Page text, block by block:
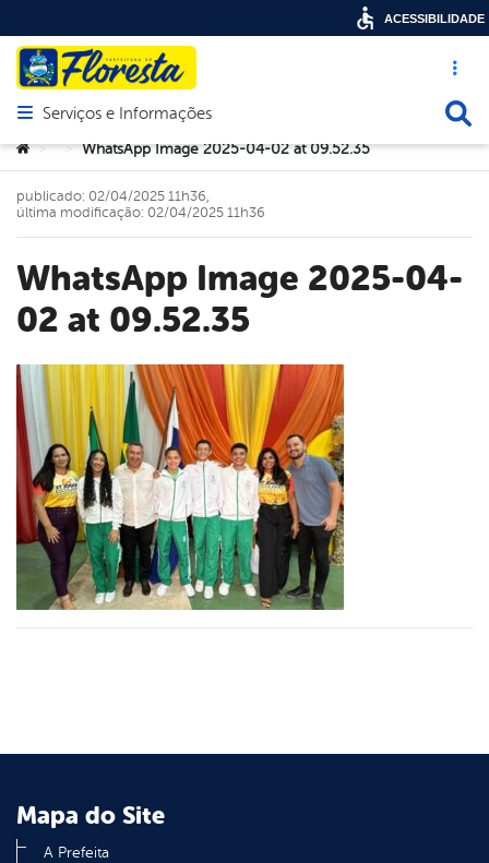
Acesso
Abrir menu principal de navegação
Serviços e Informações
Você está aqui:
> > WhatsApp Image 2025-04-02 at 09.52.35
WhatsApp Image 2025-04-
02 at 09.52.35
publicado: 02/04/2025 11h36,
última modificação: 02/04/2025 11h36
Mapa do Site
A Prefeita
ACESSIBILIDADE